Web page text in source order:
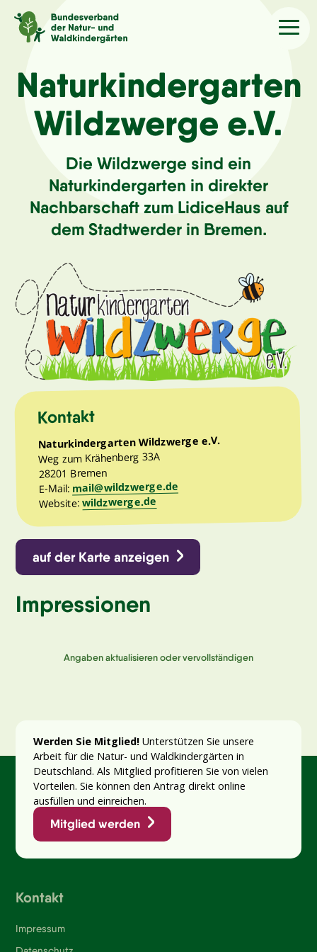
Sprache/Language
Aktuelles
Über uns
Kindergärten
Kontakt
Naturkindergarten
Wildzwerge e.V.
Die Wildzwerge sind ein
Naturkindergarten in direkter
Nachbarschaft zum LidiceHaus auf
dem Stadtwerder in Bremen.
Kontakt
Naturkindergarten Wildzwerge e.V.
Weg zum Krähenberg 33A
28201 Bremen
E-Mail: mail@wildzwerge.de
Website:wildzwerge.de
auf der Karte anzeigen
Impressionen
Angaben aktualisieren oder vervollständigen
Werden Sie Mitglied!Unterstützen Sie unsere
Arbeit für die Natur- und Waldkindergärten in
Deutschland. Als Mitglied profitieren Sie von vielen
Vorteilen. Sie können den Antrag direkt online
ausfüllen und einreichen.
Mitglied werden
Kontakt
Impressum